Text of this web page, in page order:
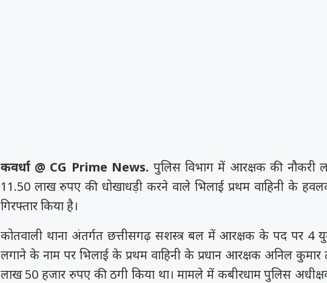
कवर्धा @ CG Prime News. पुलिस विभाग में आरक्षक की नौकरी
11.50 लाख रुपए की धोखाधड़ी करने वाले भिलाई प्रथम वाहिनी के
गिरफ्तार किया है।
कोतवाली थाना अंतर्गत छत्तीसगढ़ सशस्त्र बल में आरक्षक के पद पर 4
लगाने के नाम पर भिलाई के प्रथम वाहिनी के प्रधान आरक्षक अनिल कुमार
लाख 50 हजार रुपए की ठगी किया था। मामले में कबीरधाम पुलिस